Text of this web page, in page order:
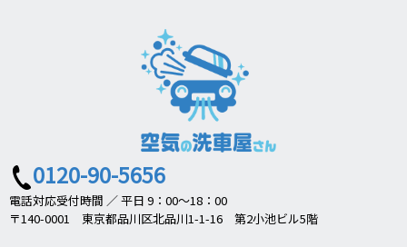
0120-90-5656
電話対応受付時間 ／ 平日 9：00～18：00
〒140-0001 東京都品川区北品川1-1-16 第2小池ビル5階